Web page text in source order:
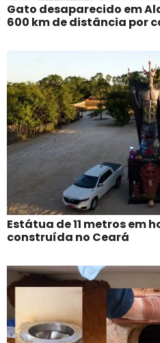
Gato desaparecido em
600 km de distância por
Estátua de 11 metros em
construída no Ceará